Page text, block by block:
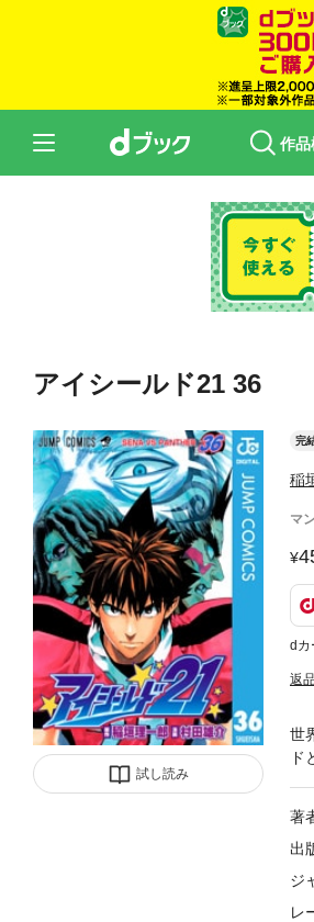
作品
アイシールド21 36
試し読み
完
稲
マ
dカ
返
世
ド
著
出
ジ
レ